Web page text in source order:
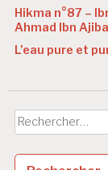
Hikma n°87 –
Ahmad Ibn Ajiba
L’eau pure et
Rechercher :